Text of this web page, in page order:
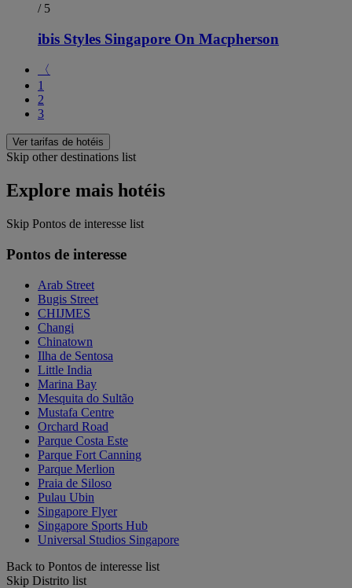
/ 5
ibis Styles Singapore On Macpherson
〈
1
2
3
Ver tarifas de hotéis
Skip other destinations list
Explore mais hotéis
Skip Pontos de interesse list
Pontos de interesse
Arab Street
Bugis Street
CHIJMES
Changi
Chinatown
Ilha de Sentosa
Little India
Marina Bay
Mesquita do Sultão
Mustafa Centre
Orchard Road
Parque Costa Este
Parque Fort Canning
Parque Merlion
Praia de Siloso
Pulau Ubin
Singapore Flyer
Singapore Sports Hub
Universal Studios Singapore
Back to Pontos de interesse list
Skip Distrito list